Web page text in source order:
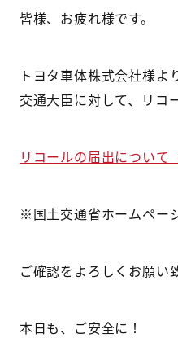
皆様、お疲れ様です。
トヨタ車体株式会社様
交通大臣に対して、リコ
リコールの届出につい
※国土交通省ホームペー
ご確認をよろしくお願い
本日も、ご安全に！